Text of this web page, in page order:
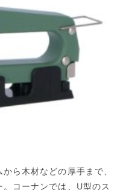
ら木材などの厚手まで、
コーナンでは、U型のス